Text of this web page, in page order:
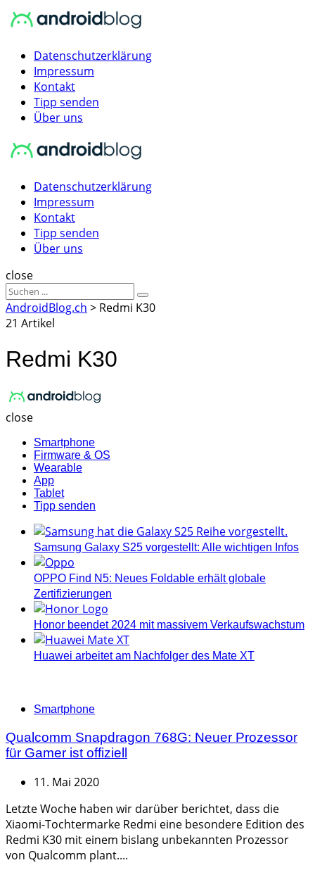
Menu
MenuDatenschutzerklärung
Impressum
Kontakt
Tipp senden
Über uns
Datenschutzerklärung
Impressum
Kontakt
Tipp senden
Über uns
Suche
close
Sucheergebnisse
für
Suche
AndroidBlog.ch > Redmi K30
21 Artikel
Redmi K30
close
Smartphone
Firmware & OS
Wearable
App
Tablet
Tipp senden
Samsung Galaxy S25 vorgestellt: Alle wichtigen Infos
OPPO Find N5: Neues Foldable erhält globale
Zertifizierungen
Honor beendet 2024 mit massivem Verkaufswachstum
Huawei arbeitet am Nachfolger des Mate XT
Categories
Smartphone
Qualcomm Snapdragon 768G: Neuer Prozessor
für Gamer ist offiziell
11. Mai 2020
Letzte Woche haben wir darüber berichtet, dass die
Xiaomi-Tochtermarke Redmi eine besondere Edition des
Redmi K30 mit einem bislang unbekannten Prozessor
von Qualcomm plant....